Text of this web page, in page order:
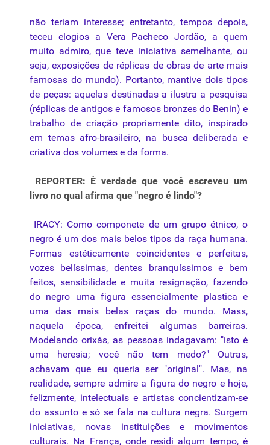
não teriam interesse; entretanto, tempos depois,
teceu elogios a Vera Pacheco Jordão, a quem
muito admiro, que teve iniciativa semelhante, ou
seja, exposições de réplicas de obras de arte mais
famosas do mundo). Portanto, mantive dois tipos
de peças: aquelas destinadas a ilustra a pesquisa
(réplicas de antigos e famosos bronzes do Benin) e
trabalho de criação propriamente dito, inspirado
em temas afro-brasileiro, na busca deliberada e
criativa dos volumes e da forma.
REPORTER: È verdade que você escreveu um
livro no qual afirma que "negro é lindo"?
IRACY: Como componete de um grupo étnico, o
negro é um dos mais belos tipos da raça humana.
Formas estéticamente coincidentes e perfeitas,
vozes belíssimas, dentes branquíssimos e bem
feitos, sensibilidade e muita resignação, fazendo
do negro uma figura essencialmente plastica e
uma das mais belas raças do mundo. Mass,
naquela época, enfreitei algumas barreiras.
Modelando orixás, as pessoas indagavam: "isto é
uma heresia; você não tem medo?" Outras,
achavam que eu queria ser "original". Mas, na
realidade, sempre admire a figura do negro e hoje,
felizmente, intelectuais e artistas concientizam-se
do assunto e só se fala na cultura negra. Surgem
iniciativas, novas instituições e movimentos
culturais. Na França, onde residi algum tempo, é